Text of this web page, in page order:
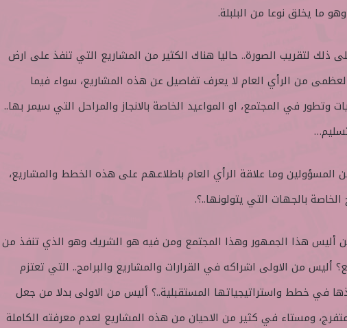
ما يخلق نوعا من البلبلة.
ذلك لتقريب الصورة.. حاليا هناك الكثير من المشاريع التي تنفذ على ارض
العظمى من الرأي العام لا يعرف تفاصيل عن هذه المشاريع، سواء فيما
وتطور في المجتمع، او المواعيد الخاصة بالانجاز والمراحل التي سيمر بها..
وما علاقة الرأي العام باطلاعهم على هذه الخطط والمشاريع،
الخاصة بالجهات التي يتولونها..؟.
أليس هذا الجمهور وهذا المجتمع ومن فيه هو الشريك وهو الذي تنفذ من
أليس من الاولى اشراكه في القرارات والمشاريع والبرامج.. التي تعتزم
في خطط واستراتيجياتها المستقبلية..؟ أليس من الاولى بدلا من جعل
ومستاء في كثير من الاحيان من هذه المشاريع لعدم معرفته الكاملة